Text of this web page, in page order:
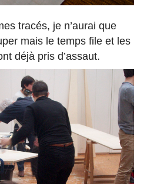
tracés, je n’aurai que
mais le temps file et les
déjà pris d’assaut.